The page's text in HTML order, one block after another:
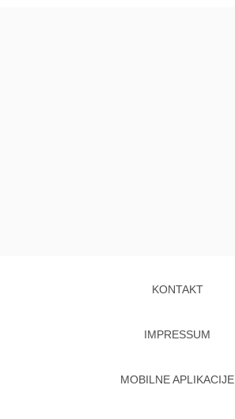
KONTAKT
IMPRESSUM
MOBILNE APLIKACIJE